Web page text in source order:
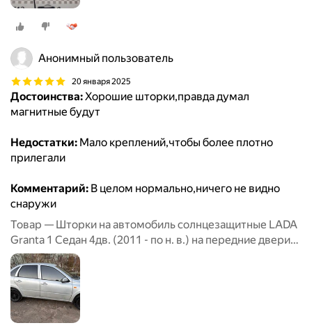
Анонимный пользователь
20 января 2025
Достоинства:Хорошие шторки,правда думал
магнитные будут
Недостатки: Мало креплений,чтобы более плотно
прилегали
Комментарий: В целом нормально,ничего не видно
снаружи
Товар — Шторки на автомобиль солнцезащитные LADA
Granta 1 Седан 4дв. (2011 - по н. в.) на передние двери
5%, сетки от солнца в машину лада гранта, Каркасные
автошторки Premium